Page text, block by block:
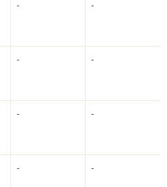
- -
- -
- -
- -